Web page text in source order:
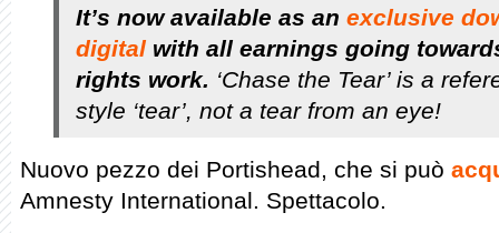
It’s now available as an exclusive
digital with all earnings going
rights work. ‘Chase the Tear’ is a
style ‘tear’, not a tear from an eye!
Nuovo pezzo dei Portishead, che si può
Amnesty International. Spettacolo.